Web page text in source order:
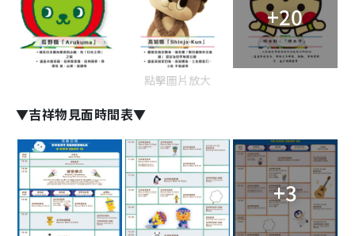
+20
點擊圖片放大
▼吉祥物見面時間表▼
+3